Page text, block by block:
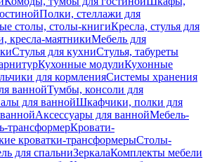
Полки, стеллажи для
столы, столы-книгиКресла, стулья для
кресла-маятникиМебель для
Стулья для кухниСтулья, табуреты
Кухонные модулиКухонные
для кормленияСистемы хранения
ваннойТумбы, консоли для
для ваннойШкафчики, полки для
Аксессуары для ваннойМебель-
трансформерКровати-
кроватки-трансформерыСтолы-
для спальниЗеркалаКомплекты мебели